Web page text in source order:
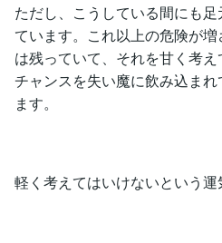
ただし、こうしている間にも
ています。これ以上の危険が
は残っていて、それを甘く考
チャンスを失い魔に飲み込ま
ます。
軽く考えてはいけないという運